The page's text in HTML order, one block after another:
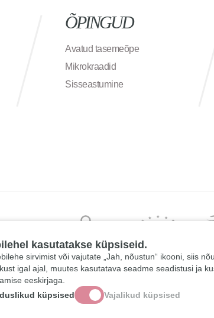
ÕPINGUD
Avatud tasemeõpe
Mikrokraadid
Sisseastumine
kasutatakse küpsiseid.
sirvimist või vajutate „Jah, nõustun“ ikooni, siis
igal ajal, muutes kasutatava seadme seadistusi ja
eeskirjaga.
küpsised
Vajalikud küpsised